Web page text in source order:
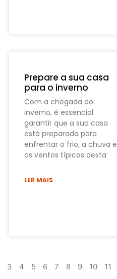
Prepare a sua casa
para o inverno
Com a chegada do
inverno, é essencial
garantir que a sua casa
está preparada para
enfrentar o frio, a chuva e
os ventos típicos desta
LER MAIS
3 4 5 6 7 8 9 10 11